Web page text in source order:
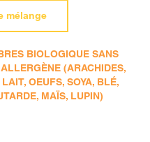
mélange
BIOLOGIQUE SANS
(ARACHIDES,
OEUFS, SOYA, BLÉ,
MAÏS, LUPIN)